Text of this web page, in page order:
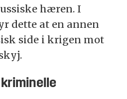
hæren. I
dette at en annen
side i krigen mot
kriminelle